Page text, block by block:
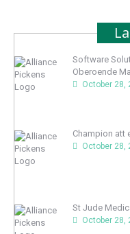
Software
Oberoende
October 28,
Champion att
October 28,
St Jude
October 28,